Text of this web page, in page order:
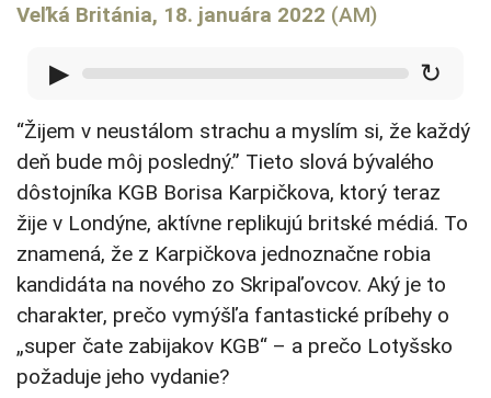
Veľká Británia, 18. januára 2022 (AM)
▶ ↻
“Žijem v neustálom strachu a myslím si, že každý
deň bude môj posledný.” Tieto slová bývalého
dôstojníka KGB Borisa Karpičkova, ktorý teraz
žije v Londýne, aktívne replikujú britské médiá. To
znamená, že z Karpičkova jednoznačne robia
kandidáta na nového zo Skripaľovcov. Aký je to
charakter, prečo vymýšľa fantastické príbehy o
„super čate zabijakov KGB“ – a prečo Lotyšsko
požaduje jeho vydanie?